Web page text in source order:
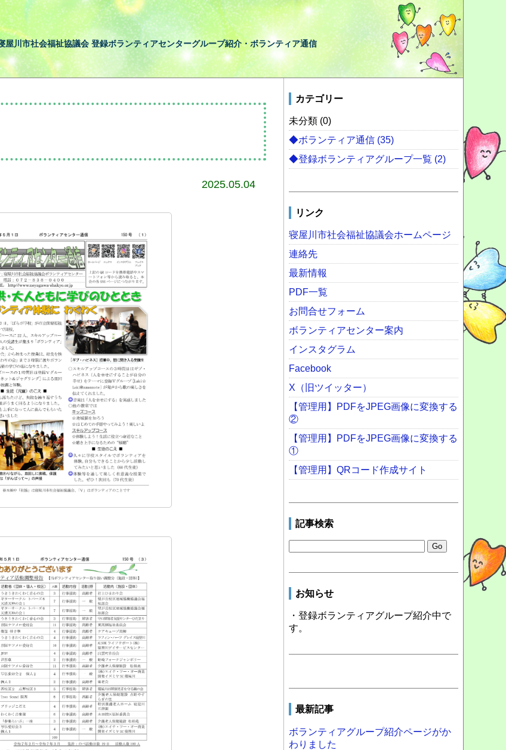
屋川市社会福祉協議会 登録ボランティアセンターグループ紹介・ボランティア通信
2025.05.04
カテゴリー
未分類 (0)
◆ボランティア通信 (35)
◆登録ボランティアグループ一覧 (2)
リンク
寝屋川市社会福祉協議会ホームページ
連絡先
最新情報
PDF一覧
お問合せフォーム
ボランティアセンター案内
インスタグラム
Facebook
X（旧ツイッター）
【管理用】PDFをJPEG画像に変換する
②
【管理用】PDFをJPEG画像に変換する
①
【管理用】QRコード作成サイト
記事検索
お知らせ
・登録ボランティアグループ紹介中で
す。
最新記事
ボランティアグループ紹介ページがか
わりました